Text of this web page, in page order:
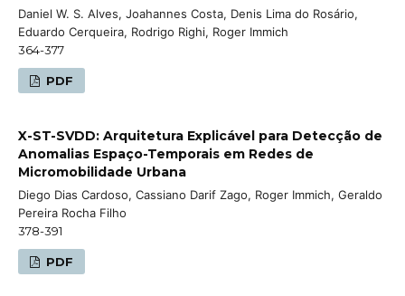
Daniel W. S. Alves, Joahannes Costa, Denis Lima do Rosário,
Eduardo Cerqueira, Rodrigo Righi, Roger Immich
364-377
PDF
X-ST-SVDD: Arquitetura Explicável para Detecção de
Anomalias Espaço-Temporais em Redes de
Micromobilidade Urbana
Diego Dias Cardoso, Cassiano Darif Zago, Roger Immich, Geraldo
Pereira Rocha Filho
378-391
PDF